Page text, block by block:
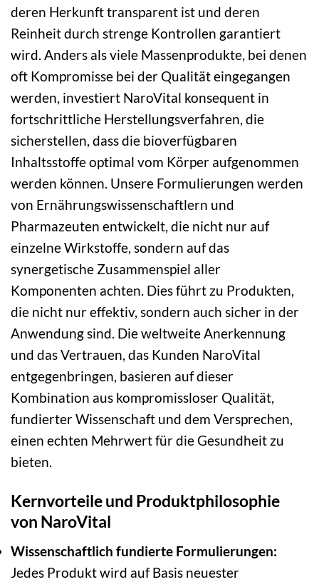
deren Herkunft transparent ist und deren
Reinheit durch strenge Kontrollen garantiert
wird. Anders als viele Massenprodukte, bei denen
oft Kompromisse bei der Qualität eingegangen
werden, investiert NaroVital konsequent in
fortschrittliche Herstellungsverfahren, die
sicherstellen, dass die bioverfügbaren
Inhaltsstoffe optimal vom Körper aufgenommen
werden können. Unsere Formulierungen werden
von Ernährungswissenschaftlern und
Pharmazeuten entwickelt, die nicht nur auf
einzelne Wirkstoffe, sondern auf das
synergetische Zusammenspiel aller
Komponenten achten. Dies führt zu Produkten,
die nicht nur effektiv, sondern auch sicher in der
Anwendung sind. Die weltweite Anerkennung
und das Vertrauen, das Kunden NaroVital
entgegenbringen, basieren auf dieser
Kombination aus kompromissloser Qualität,
fundierter Wissenschaft und dem Versprechen,
einen echten Mehrwert für die Gesundheit zu
bieten.
Kernvorteile und Produktphilosophie
von NaroVital
Wissenschaftlich fundierte Formulierungen:
Jedes Produkt wird auf Basis neuester